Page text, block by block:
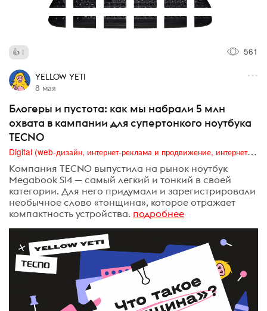
1 561
YELLOW YETI
8 мая
Блогеры и пустота: как мы набрали 5 млн
охвата в кампании для супертонкого ноутбука
TECNO
Digital (web-дизайн, интернет-реклама и продвижение, интернет-сообщества и блоги, интернет-коммуникации, мобильный маркетинг, реклама на цифровых экранах)
Компания TECNO выпустила на рынок ноутбук
Megabook S14 — самый легкий и тонкий в своей
категории. Для него придумали и зарегистрировали
необычное слово «тонщина», которое отражает
компактность устройства. подробнее